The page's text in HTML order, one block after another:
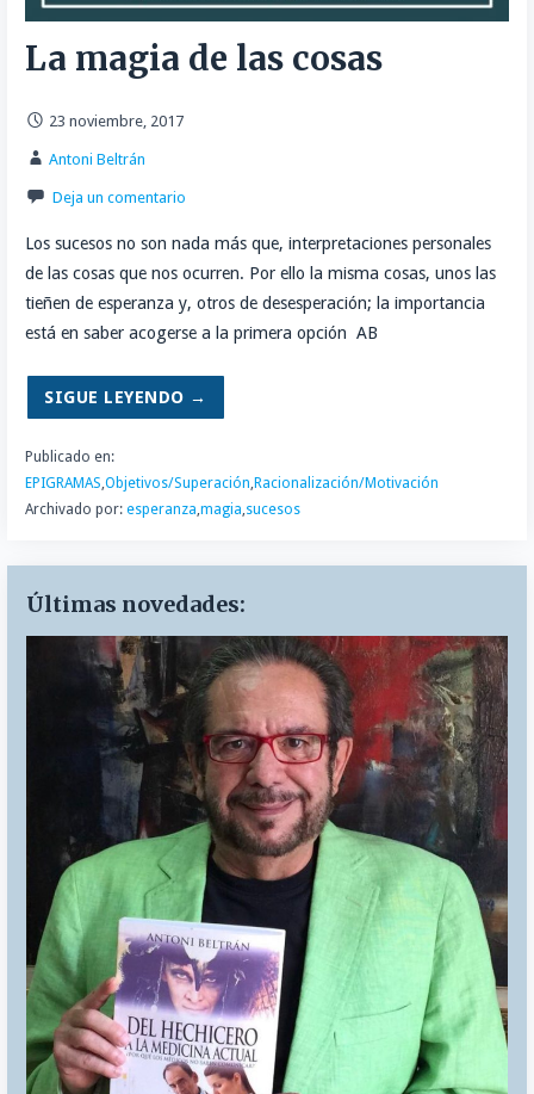
La magia de las cosas
23 noviembre, 2017
Antoni Beltrán
Deja un comentario
Los sucesos no son nada más que, interpretaciones personales
de las cosas que nos ocurren. Por ello la misma cosas, unos las
tieñen de esperanza y, otros de desesperación; la importancia
está en saber acogerse a la primera opción AB
SIGUE LEYENDO →
Publicado en:
EPIGRAMAS,Objetivos/Superación,Racionalización/Motivación
Archivado por: esperanza,magia,sucesos
Últimas novedades: